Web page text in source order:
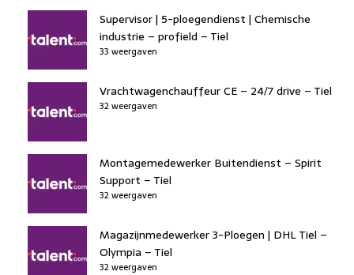
Supervisor | 5-ploegendienst | Chemische
industrie – profield – Tiel
33 weergaven
Vrachtwagenchauffeur CE – 24/7 drive – Tiel
32 weergaven
Montagemedewerker Buitendienst – Spirit
Support – Tiel
32 weergaven
Magazijnmedewerker 3-Ploegen | DHL Tiel –
Olympia – Tiel
32 weergaven